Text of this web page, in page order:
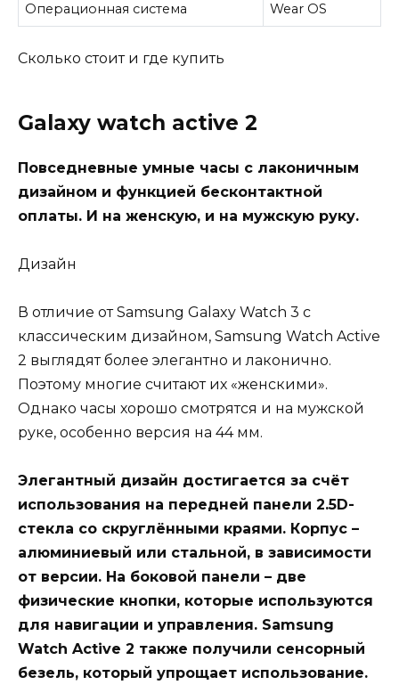
Операционная система Wear OS
Сколько стоит и где купить
Galaxy watch active 2
Повседневные умные часы с лаконичным
дизайном и функцией бесконтактной
оплаты. И на женскую, и на мужскую руку.
Дизайн
В отличие от Samsung Galaxy Watch 3 с
классическим дизайном, Samsung Watch Active
2 выглядят более элегантно и лаконично.
Поэтому многие считают их «женскими».
Однако часы хорошо смотрятся и на мужской
руке, особенно версия на 44 мм.
Элегантный дизайн достигается за счёт
использования на передней панели 2.5D-
стекла со скруглёнными краями. Корпус –
алюминиевый или стальной, в зависимости
от версии. На боковой панели – две
физические кнопки, которые используются
для навигации и управления. Samsung
Watch Active 2 также получили сенсорный
безель, который упрощает использование.